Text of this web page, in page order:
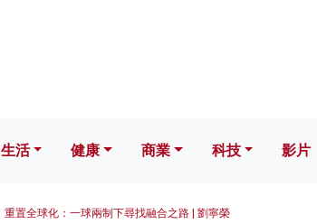
生活 健康 商業 科技 影片
重置全球化：一球兩制下尋找融合之路 | 劉寧榮